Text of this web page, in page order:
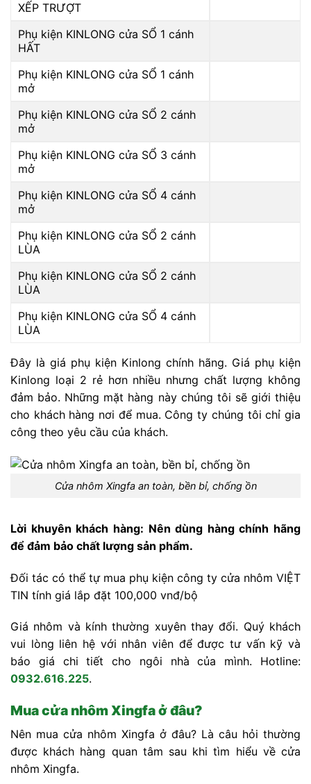
XẾP TRƯỢT
Phụ kiện KINLONG cửa SỔ 1 cánh
HẤT
Phụ kiện KINLONG cửa SỔ 1 cánh
mở
Phụ kiện KINLONG cửa SỔ 2 cánh
mở
Phụ kiện KINLONG cửa SỔ 3 cánh
mở
Phụ kiện KINLONG cửa SỔ 4 cánh
mở
Phụ kiện KINLONG cửa SỔ 2 cánh
LÙA
Phụ kiện KINLONG cửa SỔ 2 cánh
LÙA
Phụ kiện KINLONG cửa SỔ 4 cánh
LÙA
Đây là giá phụ kiện Kinlong chính hãng. Giá phụ kiện
Kinlong loại 2 rẻ hơn nhiều nhưng chất lượng không
đảm bảo. Những mặt hàng này chúng tôi sẽ giới thiệu
cho khách hàng nơi để mua. Công ty chúng tôi chỉ gia
công theo yêu cầu của khách.
Cửa nhôm Xingfa an toàn, bền bỉ, chống ồn
Lời khuyên khách hàng: Nên dùng hàng chính hãng
để đảm bảo chất lượng sản phẩm.
Đối tác có thể tự mua phụ kiện công ty cửa nhôm VIỆT
TIN tính giá lắp đặt 100,000 vnđ/bộ
Giá nhôm và kính thường xuyên thay đổi. Quý khách
vui lòng liên hệ với nhân viên để được tư vấn kỹ và
báo giá chi tiết cho ngôi nhà của mình. Hotline:
0932.616.225.
Mua cửa nhôm Xingfa ở đâu?
Nên mua cửa nhôm Xingfa ở đâu? Là câu hỏi thường
được khách hàng quan tâm sau khi tìm hiểu về cửa
nhôm Xingfa.